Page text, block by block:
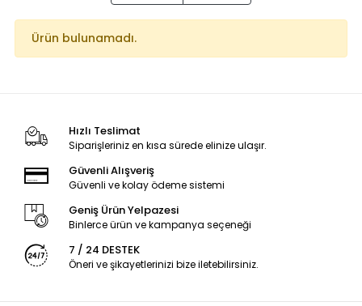
Ürün bulunamadı.
Hızlı Teslimat
Siparişleriniz en kısa sürede elinize ulaşır.
Güvenli Alışveriş
Güvenli ve kolay ödeme sistemi
Geniş Ürün Yelpazesi
Binlerce ürün ve kampanya seçeneği
7 / 24 DESTEK
Öneri ve şikayetlerinizi bize iletebilirsiniz.